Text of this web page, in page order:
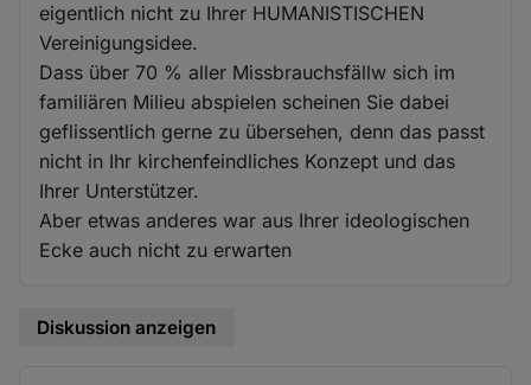
eigentlich nicht zu Ihrer HUMANISTISCHEN
Vereinigungsidee.
Dass über 70 % aller Missbrauchsfällw sich im
familiären Milieu abspielen scheinen Sie dabei
geflissentlich gerne zu übersehen, denn das passt
nicht in Ihr kirchenfeindliches Konzept und das
Ihrer Unterstützer.
Aber etwas anderes war aus Ihrer ideologischen
Ecke auch nicht zu erwarten
Diskussion anzeigen